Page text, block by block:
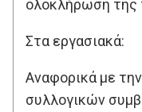
ολοκλήρωση της
Στα εργασιακά:
Αναφορικά με
συλλογικών